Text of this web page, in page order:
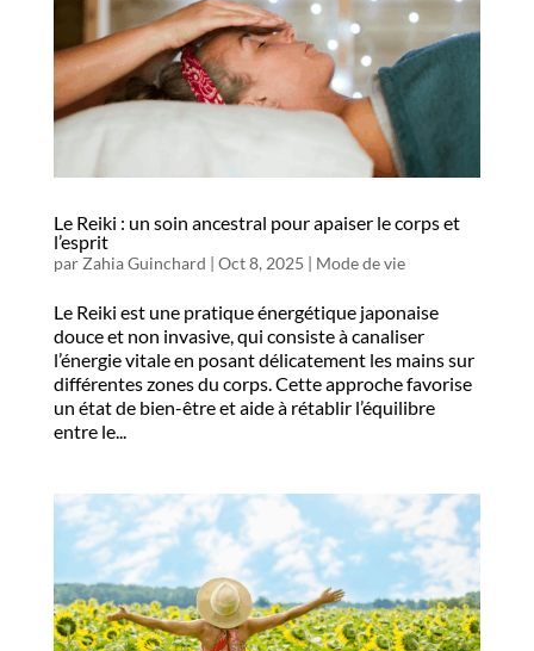
Le Reiki : un soin ancestral pour apaiser le corps et
l’esprit
par Zahia Guinchard | Oct 8, 2025 | Mode de vie
Le Reiki est une pratique énergétique japonaise
douce et non invasive, qui consiste à canaliser
l’énergie vitale en posant délicatement les mains sur
différentes zones du corps. Cette approche favorise
un état de bien-être et aide à rétablir l’équilibre
entre le...